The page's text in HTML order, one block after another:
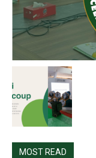
MOST READ